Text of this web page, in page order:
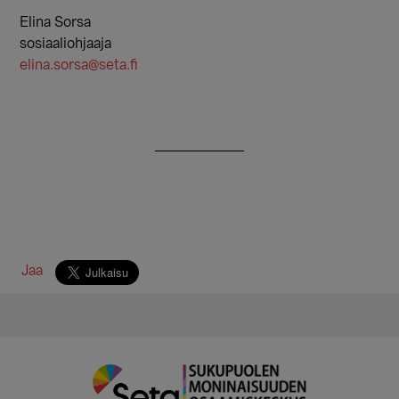
Elina Sorsa
sosiaaliohjaaja
elina.sorsa@seta.fi
Jaa